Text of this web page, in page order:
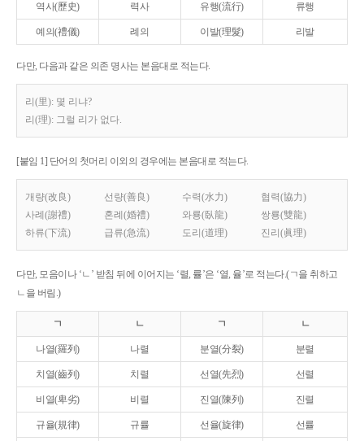
역사(歷史) 력사 유행(流行) 류행
예의(禮儀) 례의 이발(理髮) 리발
다만, 다음과 같은 의존 명사는 본음대로 적는다.
리(里): 몇 리냐?
리(理): 그럴 리가 없다.
[붙임 1] 단어의 첫머리 이외의 경우에는 본음대로 적는다.
개량(改良) 선량(善良) 수력(水力)
협력(協力)
사례(謝禮)
혼례(婚禮) 와룡(臥龍)
쌍룡(雙龍)
하류(下流)
급류(急流) 도리(道理) 진리(眞理)
다만, 모음이나 ‘ㄴ’ 받침 뒤에 이어지는 ‘렬, 률’은 ‘열, 율’로 적는다.(ㄱ을 취하고
ㄴ을 버림.)
ㄱ ㄴ ㄱ ㄴ
나열(羅列) 나렬 분열(分裂) 분렬
치열(齒列) 치렬 선열(先烈) 선렬
비열(卑劣) 비렬 진열(陳列) 진렬
규율(規律) 규률 선율(旋律) 선률